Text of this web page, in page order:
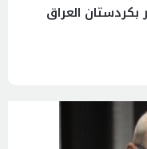
بكردستان العراق